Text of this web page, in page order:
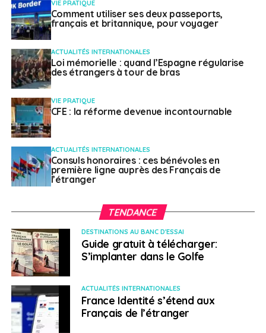
professeur, ce qui permet de gagner aussi en
autonomie.
Les activités extra-scolaires n’étant pas liées au lycée,
les lycéens se réunissent en clubs, qui sont ravis
d’accueillir un jeune étranger (football, handball, tennis,
natation, musique…).
L’ambiance décontractée des cours et les journées
courtes et rythmées facilitent l’apprentissage. On
attend des élèves d’être actifs et de ne pas hésiter à
s’exprimer.
Bénéficier d’un double
apprentissage en
langue
Partir en immersion en lycée scandinave, c’est
expériences linguistiques en une!
Une immersion en lycée danois, norvégien ou suédois
sera une opportunité parfaite de pratiquer l’anglais
VIE PRATIQUE
Comment utiliser ses deux passeports,
français et britannique, pour voyager
ACTUALITÉS INTERNATIONALES
Loi mémorielle : quand l’Espagne régularise
des étrangers à tour de bras
VIE PRATIQUE
CFE : la réforme devenue incontournable
ACTUALITÉS INTERNATIONALES
Consuls honoraires : ces bénévoles en
première ligne auprès des Français de
l’étranger
TENDANCE
DESTINATIONS AU BANC D'ESSAI
Guide gratuit à télécharger:
S’implanter dans le Golfe
ACTUALITÉS INTERNATIONALES
France Identité s’étend aux
Français de l’étranger